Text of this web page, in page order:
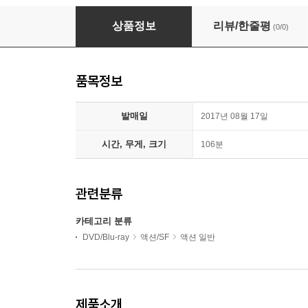
공각기동대: 고스트 인 더 쉘 (1Disc)
상품정보 리뷰/한줄평 (0/0)
품목정보
발매일 2017년 08월 17일
시간, 무게, 크기 106분
관련분류
카테고리 분류
DVD/Blu-ray 액션/SF 액션 일반
제품소개